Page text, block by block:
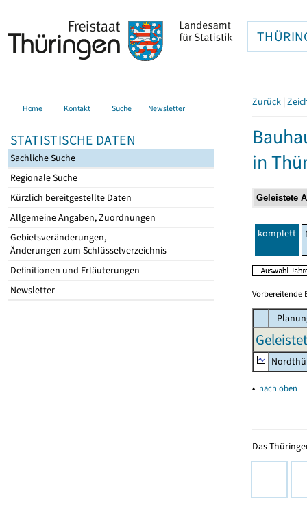
Home Kontakt Suche Newsletter
STATISTISCHE DATEN
Sachliche Suche
Regionale Suche
Kürzlich bereitgestellte Daten
Allgemeine Angaben, Zuordnungen
Gebietsveränderungen,
Änderungen zum Schlüsselverzeichnis
Definitionen und Erläuterungen
Newsletter
Zurück |
in
komplett
Vorbereitende
▴ nach oben
Das